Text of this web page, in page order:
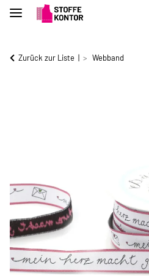
Zurück zur Liste Webband